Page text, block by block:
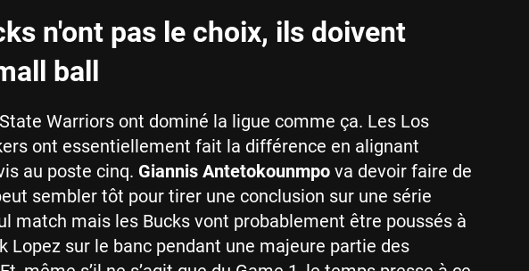
n'ont pas le choix, ils doivent
ball
Warriors ont dominé la ligue comme ça. Les Los
ont essentiellement fait la différence en alignant
au poste cinq. Giannis Antetokounmpo va devoir faire de
sembler tôt pour tirer une conclusion sur une série
match mais les Bucks vont probablement être poussés à
Lopez sur le banc pendant une majeure partie des